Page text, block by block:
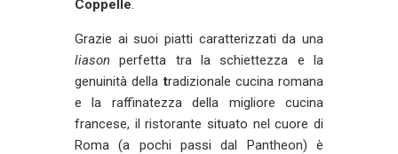
Coppelle.
Grazie ai suoi piatti caratterizzati da una
liason perfetta tra la schiettezza e la
genuinità dellatradizionale cucina romana
e la raffinatezza della migliore cucina
francese, il ristorante situato nel cuore di
Roma (a pochi passi dal Pantheon) è